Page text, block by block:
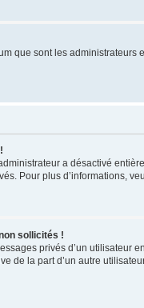
que sont les
a désactivé
Pour plus d’informations,
sollicités !
privés d’un utilisateur
de la part d’un autre